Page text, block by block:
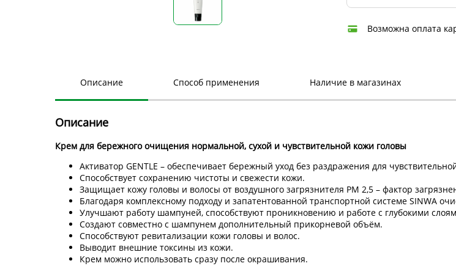
Возможна оплата
Описание Способ применения Наличие в магазинах
Описание
Крем для бережного очищения нормальной, сухой и чувствительной кожи головы
Активатор GENTLE – обеспечивает бережный уход без раздражения для
Способствует сохранению чистоты и свежести кожи.
Защищает кожу головы и волосы от воздушного загрязнителя РМ 2,5 – фактор
Благодаря комплексному подходу и запатентованной транспортной системе SINWA
Улучшают работу шампуней, способствуют проникновению и работе с глубокими
Создают совместно с шампунем дополнительный прикорневой объём.
Способствуют ревитализации кожи головы и волос.
Выводит внешние токсины из кожи.
Крем можно использовать сразу после окрашивания.